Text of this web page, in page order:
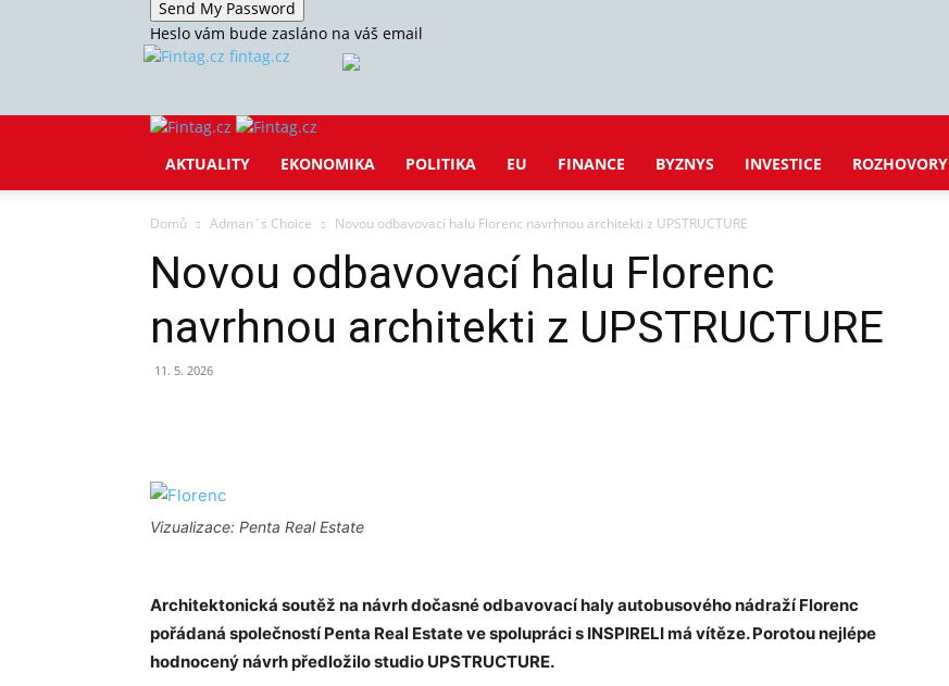
Heslo vám bude zasláno na váš email
fintag.cz
AKTUALITY EKONOMIKA POLITIKA EU FINANCE BYZNYS INVESTICE ROZHOVORY
Domů Adman´s Choice Novou odbavovací halu Florenc navrhnou architekti z UPSTRUCTURE
Novou odbavovací halu Florenc
navrhnou architekti z UPSTRUCTURE
11. 5. 2026
Vizualizace: Penta Real Estate
Architektonická soutěž na návrh dočasné odbavovací haly autobusového nádraží Florenc
pořádaná společností Penta Real Estate ve spolupráci s INSPIRELI má vítěze. Porotou nejlépe
hodnocený návrh předložilo studio UPSTRUCTURE.